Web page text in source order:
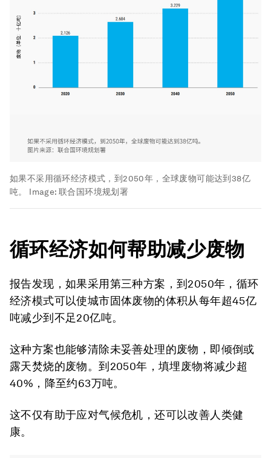
如果不采用循环经济模式，到2050年，全球废物可能达到38亿
吨。
Image:联合国环境规划署
循环经济如何帮助减少废物
报告发现，如果采用第三种方案，到2050年，循环
经济模式可以使城市固体废物的体积从每年超45亿
吨减少到不足20亿吨。
这种方案也能够清除未妥善处理的废物，即倾倒或
露天焚烧的废物。到2050年，填埋废物将减少超
40%，降至约63万吨。
这不仅有助于应对气候危机，还可以改善人类健
康。